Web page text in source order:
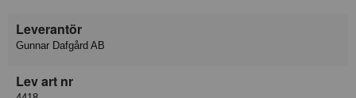
Leverantör
Gunnar Dafgård AB
Lev art nr